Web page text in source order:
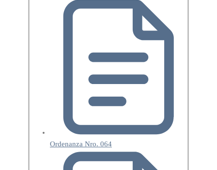
Ordenanza Nro. 064